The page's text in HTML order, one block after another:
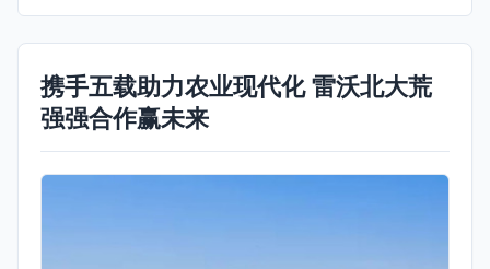
携手五载助力农业现代化 雷沃北大荒
强强合作赢未来